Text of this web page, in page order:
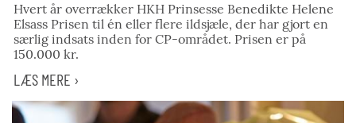
Hvert år overrækker HKH Prinsesse Benedikte Helene
Elsass Prisen til én eller flere ildsjæle, der har gjort en
særlig indsats inden for CP-området. Prisen er på
150.000 kr.
LÆS MERE ›